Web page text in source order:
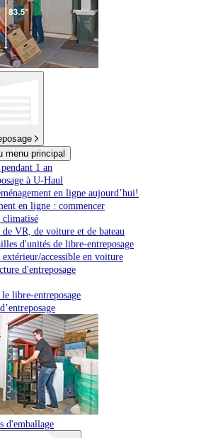
menu principal
1 an
à U-Haul
en ligne aujourd’hui!
en ligne : commencer
climatisé
de VR, de voiture et de bateau
d'unités de libre-entreposage
extérieur/accessible en voiture
d'entreposage
libre-entreposage
d'emballage